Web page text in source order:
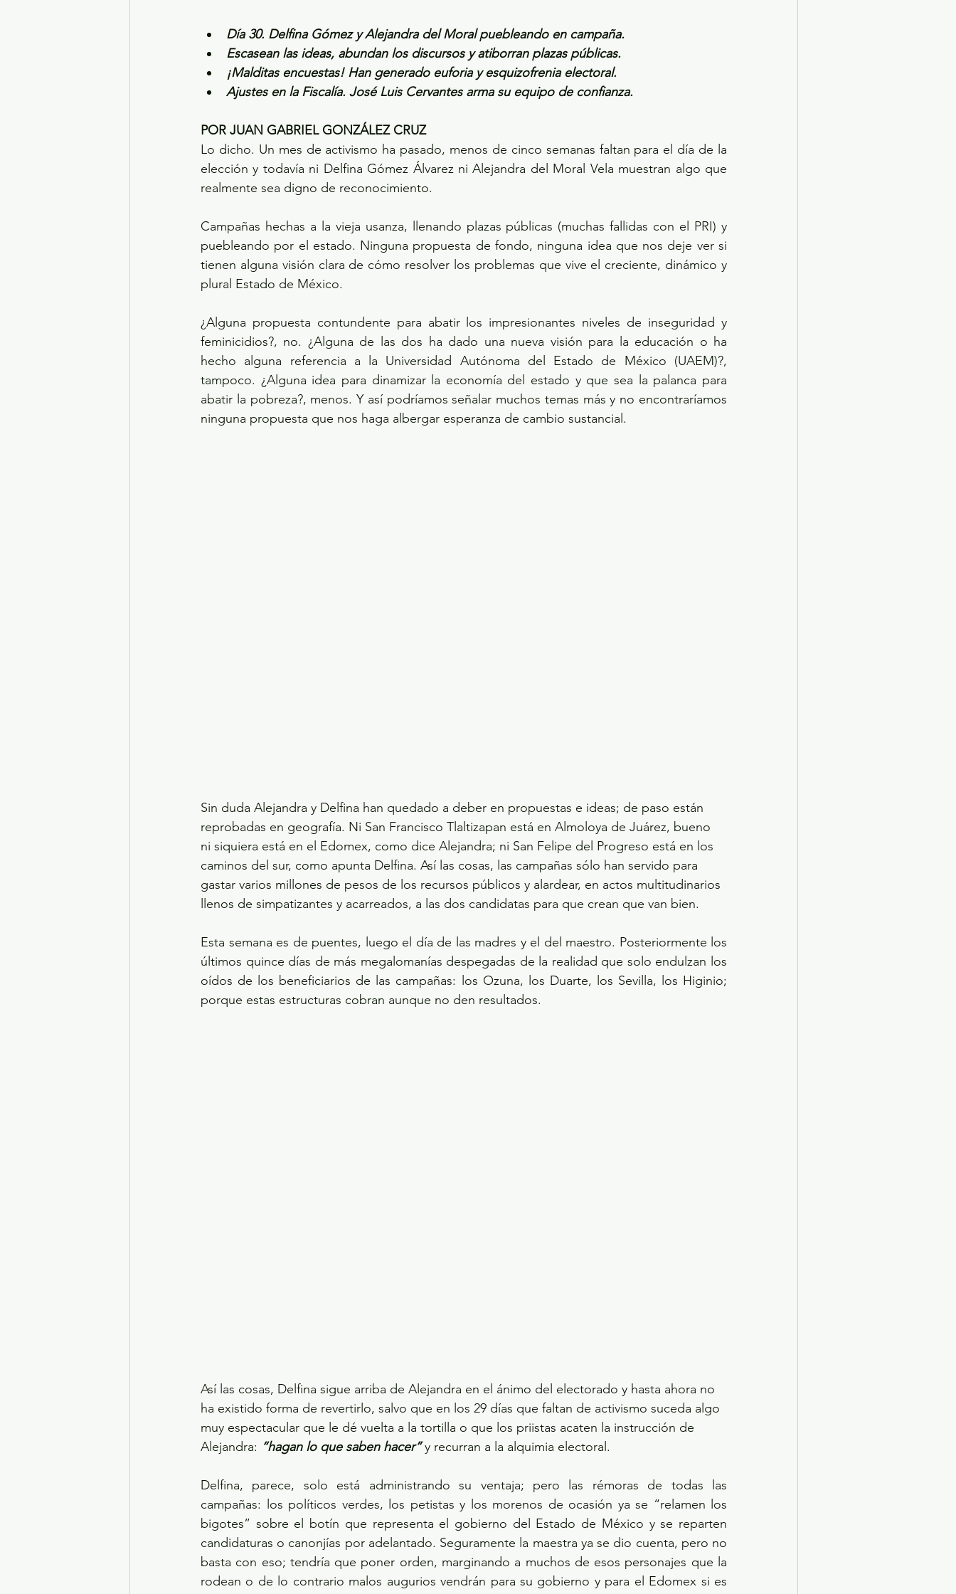
Día 30. Delfina Gómez y Alejandra del Moral puebleando en campaña.
Escasean las ideas, abundan los discursos y atiborran plazas públicas.
¡Malditas encuestas! Han generado euforia y esquizofrenia electoral.
Ajustes en la Fiscalía. José Luis Cervantes arma su equipo de confianza.
POR JUAN GABRIEL GONZÁLEZ CRUZ
Lo dicho. Un mes de activismo ha pasado, menos de cinco semanas faltan para el día de la
elección y todavía ni Delfina Gómez Álvarez ni Alejandra del Moral Vela muestran algo que
realmente sea digno de reconocimiento.
Campañas hechas a la vieja usanza, llenando plazas públicas (muchas fallidas con el PRI) y
puebleando por el estado. Ninguna propuesta de fondo, ninguna idea que nos deje ver si
tienen alguna visión clara de cómo resolver los problemas que vive el creciente, dinámico y
plural Estado de México.
¿Alguna propuesta contundente para abatir los impresionantes niveles de inseguridad y
feminicidios?, no. ¿Alguna de las dos ha dado una nueva visión para la educación o ha
hecho alguna referencia a la Universidad Autónoma del Estado de México (UAEM)?,
tampoco. ¿Alguna idea para dinamizar la economía del estado y que sea la palanca para
abatir la pobreza?, menos. Y así podríamos señalar muchos temas más y no encontraríamos
ninguna propuesta que nos haga albergar esperanza de cambio sustancial.
Sin duda Alejandra y Delfina han quedado a deber en propuestas e ideas; de paso están
reprobadas en geografía. Ni San Francisco Tlaltizapan está en Almoloya de Juárez, bueno
ni siquiera está en el Edomex, como dice Alejandra; ni San Felipe del Progreso está en los
caminos del sur, como apunta Delfina. Así las cosas, las campañas sólo han servido para
gastar varios millones de pesos de los recursos públicos y alardear, en actos multitudinarios
llenos de simpatizantes y acarreados, a las dos candidatas para que crean que van bien.
Esta semana es de puentes, luego el día de las madres y el del maestro. Posteriormente los
últimos quince días de más megalomanías despegadas de la realidad que solo endulzan los
oídos de los beneficiarios de las campañas: los Ozuna, los Duarte, los Sevilla, los Higinio;
porque estas estructuras cobran aunque no den resultados.
Así las cosas, Delfina sigue arriba de Alejandra en el ánimo del electorado y hasta ahora no
ha existido forma de revertirlo, salvo que en los 29 días que faltan de activismo suceda algo
muy espectacular que le dé vuelta a la tortilla o que los priistas acaten la instrucción de
Alejandra: “hagan lo que saben hacer” y recurran a la alquimia electoral.
Delfina, parece, solo está administrando su ventaja; pero las rémoras de todas las
campañas: los políticos verdes, los petistas y los morenos de ocasión ya se “relamen los
bigotes” sobre el botín que representa el gobierno del Estado de México y se reparten
candidaturas o canonjías por adelantado. Seguramente la maestra ya se dio cuenta, pero no
basta con eso; tendría que poner orden, marginando a muchos de esos personajes que la
rodean o de lo contrario malos augurios vendrán para su gobierno y para el Edomex si es